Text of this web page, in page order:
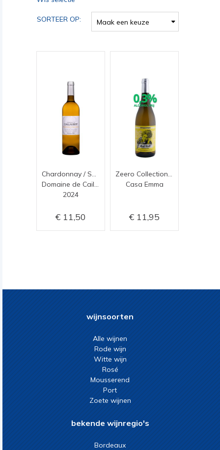
SORTEER OP: Maak een keuze
Chardonnay / Sauvignon
Domaine de Caillaubert
2024
11,50
Zeero Collection Bianco
Casa Emma
11,95
wijnsoorten
Alle wijnen
Rode wijn
Witte wijn
Rosé
Mousserend
Port
Zoete wijnen
bekende wijnregio's
Bordeaux